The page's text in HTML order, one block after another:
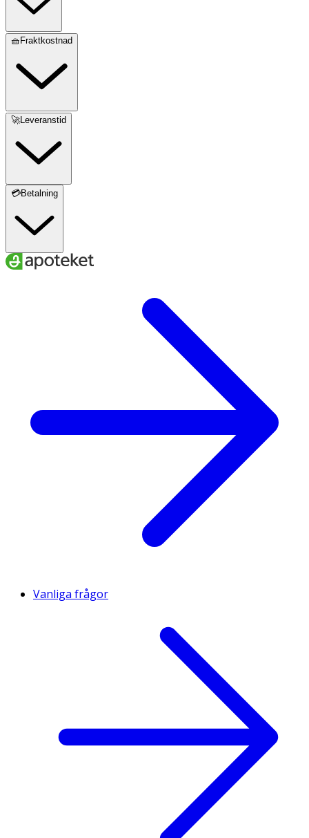
🧺Fraktkostnad
🚀Leveranstid
💳Betalning
Vanliga frågor